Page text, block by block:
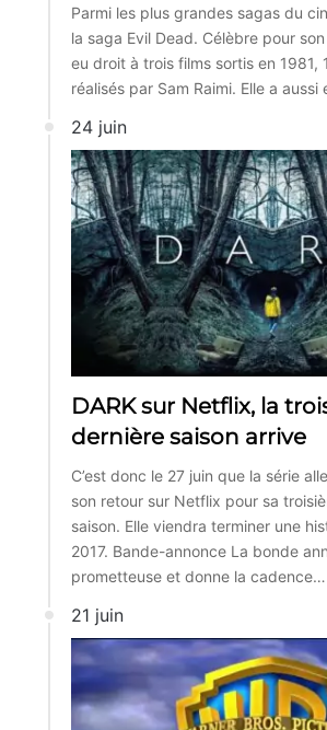
Parmi les plus grandes sagas du
la saga Evil Dead. Célèbre pour
eu droit à trois films sortis en 1981,
réalisés par Sam Raimi. Elle a aussi
24 juin
DARK sur Netflix, la
dernière saison arrive
C’est donc le 27 juin que la série
son retour sur Netflix pour sa
saison. Elle viendra terminer une
2017. Bande-annonce La bonde
prometteuse et donne la cadence…
21 juin